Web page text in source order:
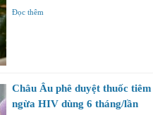
Đọc thêm
Châu Âu phê duyệt thuốc tiêm
ngừa HIV dùng 6 tháng/lần